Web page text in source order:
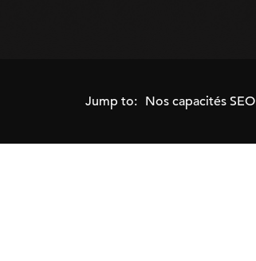
Jump to: Nos capacités SEO